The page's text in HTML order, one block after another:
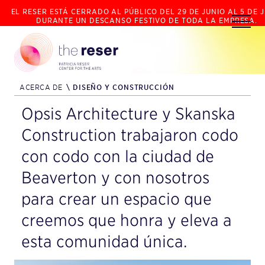
EL RESER ESTÁ CERRADO AL PÚBLICO DEL 29 DE JUNIO AL 5 DE
DURANTE UN DESCANSO FESTIVO DE TODA LA EMPRESA.
ACERCA DE \ DISEÑO Y CONSTRUCCIÓN
Opsis Architecture y Skanska
Construction trabajaron codo
con codo con la ciudad de
Beaverton y con nosotros
para crear un espacio que
creemos que honra y eleva a
esta comunidad única.